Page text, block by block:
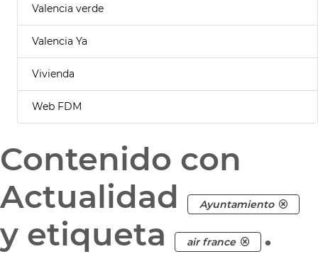
Valencia verde
Valencia Ya
Vivienda
Web FDM
Contenido con
Actualidad
Ayuntamiento
y etiqueta air france .